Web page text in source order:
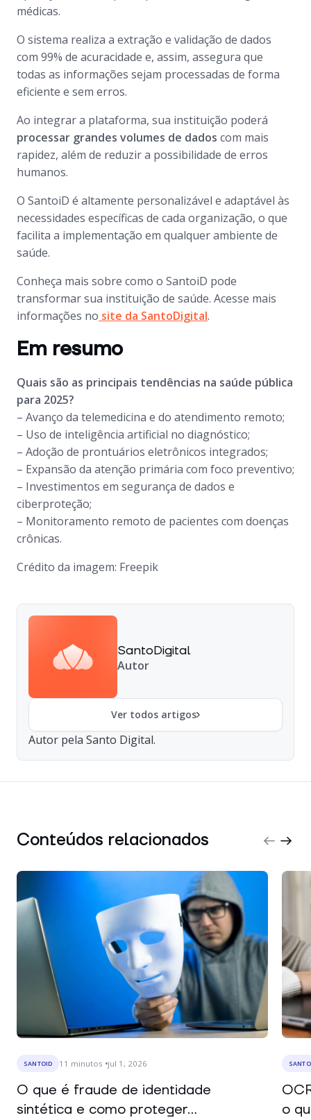
médicas.
O sistema realiza a extração e validação de dados
com 99% de acuracidade e, assim, assegura que
todas as informações sejam processadas de forma
eficiente e sem erros.
Ao integrar a plataforma, sua instituição poderá
processar grandes volumes de dados com mais
rapidez, além de reduzir a possibilidade de erros
humanos.
O SantoiD é altamente personalizável e adaptável às
necessidades específicas de cada organização, o que
facilita a implementação em qualquer ambiente de
saúde.
Conheça mais sobre como o SantoiD pode
transformar sua instituição de saúde. Acesse mais
informações no site da SantoDigital.
Em resumo
Quais são as principais tendências na saúde pública
para 2025?
– Avanço da telemedicina e do atendimento remoto;
– Uso de inteligência artificial no diagnóstico;
– Adoção de prontuários eletrônicos integrados;
– Expansão da atenção primária com foco preventivo;
– Investimentos em segurança de dados e
ciberproteção;
– Monitoramento remoto de pacientes com doenças
crônicas.
Crédito da imagem: Freepik
SantoDigital
Autor
Ver todos artigos
Autor pela Santo Digital.
Conteúdos relacionados
SANTOID 11 minutos jul 1, 2026
O que é fraude de identidade
sintética e como proteger...
o